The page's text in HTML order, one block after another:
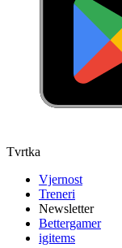
Tvrtka
Vjernost
Treneri
Newsletter
Bettergamer
igitems